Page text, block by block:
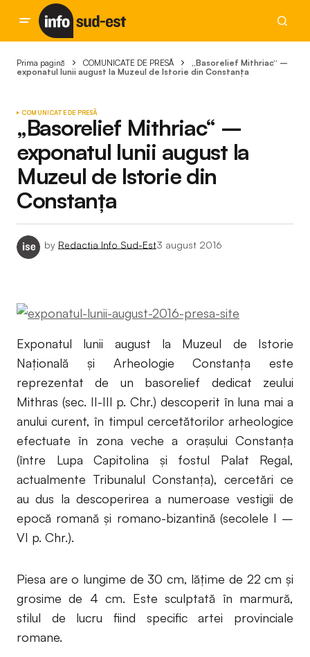
Prima pagină COMUNICATE DE PRESĂ
„Basorelief Mithriac“ –
exponatul lunii august la Muzeul de Istorie din Constanța
COMUNICATE DE PRESĂ
„Basorelief Mithriac“ –
exponatul lunii august la
Muzeul de Istorie din
Constanța
by Redactia Info Sud-Est3 august 2016
Exponatul lunii august la Muzeul de Istorie
Națională și Arheologie Constanța este
reprezentat de un basorelief dedicat zeului
Mithras (sec. II-III p. Chr.) descoperit în luna mai a
anului curent, în timpul cercetătorilor arheologice
efectuate în zona veche a orașului Constanța
(între Lupa Capitolina și fostul Palat Regal,
actualmente Tribunalul Constanța), cercetări ce
au dus la descoperirea a numeroase vestigii de
epocă romană și romano-bizantină (secolele I –
VI p. Chr.).
Piesa are o lungime de 30 cm, lățime de 22 cm și
grosime de 4 cm. Este sculptată în marmură,
stilul de lucru fiind specific artei provinciale
romane.